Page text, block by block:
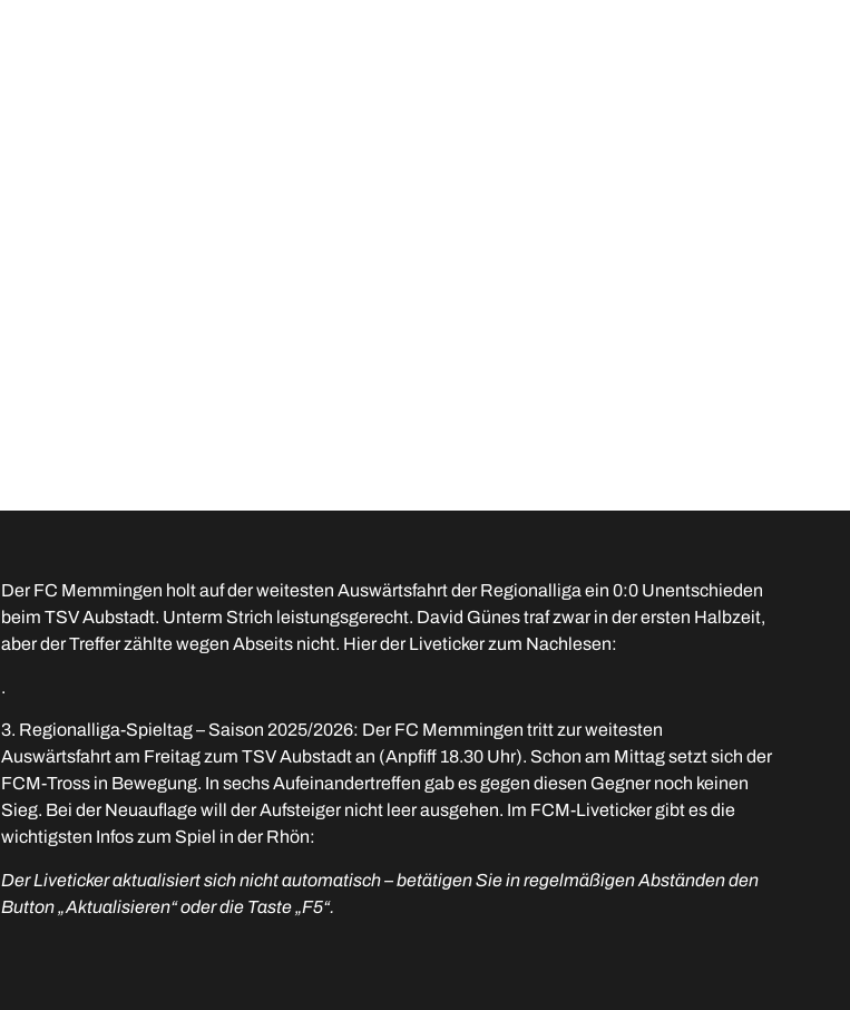
Der FC Memmingen holt auf der weitesten Auswärtsfahrt der Regionalliga ein 0:0 Unentschieden
beim TSV Aubstadt. Unterm Strich leistungsgerecht. David Günes traf zwar in der ersten Halbzeit,
aber der Treffer zählte wegen Abseits nicht. Hier der Liveticker zum Nachlesen:
.
3. Regionalliga-Spieltag – Saison 2025/2026: Der FC Memmingen tritt zur weitesten
Auswärtsfahrt am Freitag zum TSV Aubstadt an (Anpfiff 18.30 Uhr). Schon am Mittag setzt sich der
FCM-Tross in Bewegung. In sechs Aufeinandertreffen gab es gegen diesen Gegner noch keinen
Sieg. Bei der Neuauflage will der Aufsteiger nicht leer ausgehen. Im FCM-Liveticker gibt es die
wichtigsten Infos zum Spiel in der Rhön:
Der Liveticker aktualisiert sich nicht automatisch – betätigen Sie in regelmäßigen Abständen den
Button „Aktualisieren“ oder die Taste „F5“.